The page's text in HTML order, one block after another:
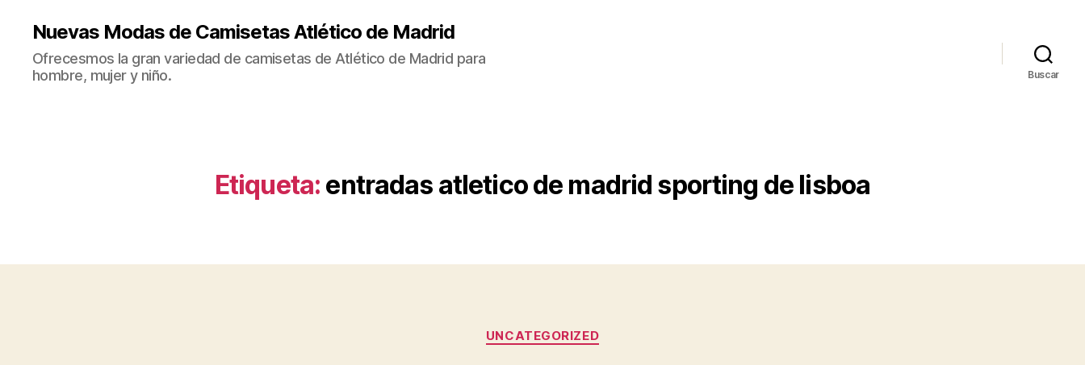
Nuevas Modas de Camisetas Atlético de Madrid
Ofrecesmos la gran variedad de camisetas de Atlético de Madrid para
hombre, mujer y niño.
Buscar
Etiqueta: entradas atletico de madrid sporting de lisboa
Categorías
UNCATEGORIZED